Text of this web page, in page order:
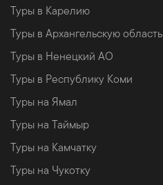
Туры в Карелию
Туры в Архангельскую область
Туры в Ненецкий АО
Туры в Республику Коми
Туры на Ямал
Туры на Таймыр
Туры на Камчатку
Туры на Чукотку